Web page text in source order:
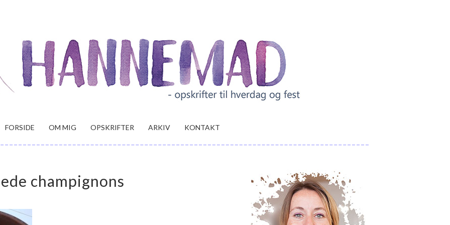
FORSIDE OM MIG OPSKRIFTER ARKIV KONTAKT
champignons